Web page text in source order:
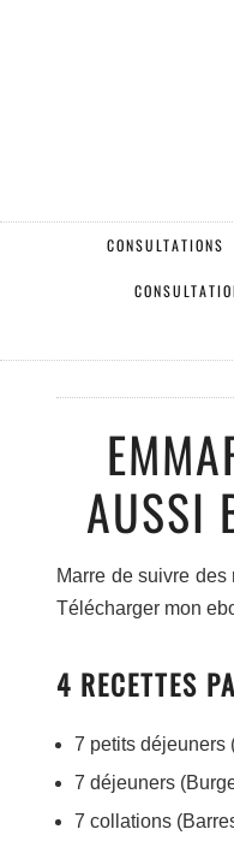
CONSULTATIONS
AUSSI
Marre de suivre
Télécharger mon
4 RECETTES
7 petits déjeuners
7 déjeuners
7 collations